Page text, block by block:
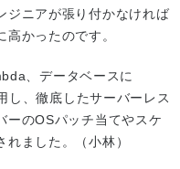
ジニアが張り付かなければ
かったのです。
、データベースに
、徹底したサーバーレス
ーのOSパッチ当てやスケ
ました。（小林）